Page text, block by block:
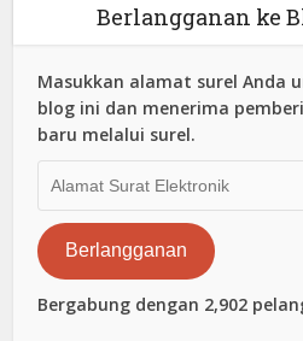
Berlangganan ke
Masukkan alamat surel Anda
blog ini dan menerima
baru melalui surel.
Surat
Elektronik
Berlangganan
Bergabung dengan 2,902